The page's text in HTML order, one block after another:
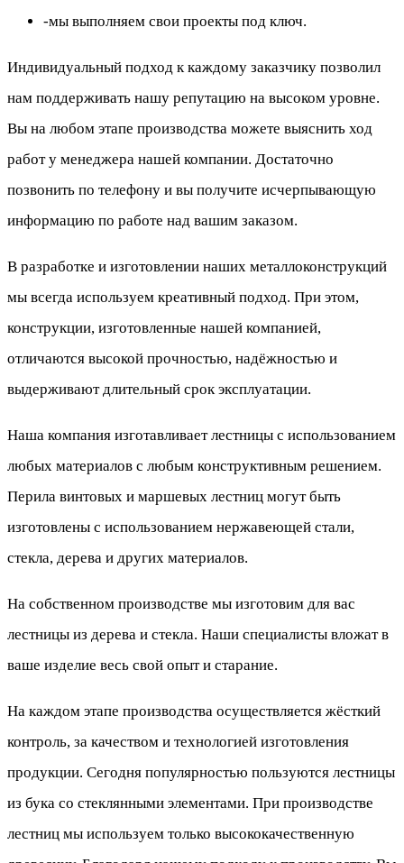
-мы выполняем свои проекты под ключ.
Индивидуальный подход к каждому заказчику позволил
нам поддерживать нашу репутацию на высоком уровне.
Вы на любом этапе производства можете выяснить ход
работ у менеджера нашей компании. Достаточно
позвонить по телефону и вы получите исчерпывающую
информацию по работе над вашим заказом.
В разработке и изготовлении наших металлоконструкций
мы всегда используем креативный подход. При этом,
конструкции, изготовленные нашей компанией,
отличаются высокой прочностью, надёжностью и
выдерживают длительный срок эксплуатации.
Наша компания изготавливает лестницы с использованием
любых материалов с любым конструктивным решением.
Перила винтовых и маршевых лестниц могут быть
изготовлены с использованием нержавеющей стали,
стекла, дерева и других материалов.
На собственном производстве мы изготовим для вас
лестницы из дерева и стекла. Наши специалисты вложат в
ваше изделие весь свой опыт и старание.
На каждом этапе производства осуществляется жёсткий
контроль, за качеством и технологией изготовления
продукции. Сегодня популярностью пользуются лестницы
из бука со стеклянными элементами. При производстве
лестниц мы используем только высококачественную